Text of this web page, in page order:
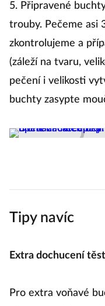
5. Připravené
trouby. Pečeme asi
zkontrolujeme a
(záleží na tvaru,
pečení i velikosti
buchty zasypte
Tipy navíc
Extra dochucení
Pro extra voňavé